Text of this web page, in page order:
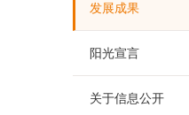
发展成果
阳光宣言
关于信息公开